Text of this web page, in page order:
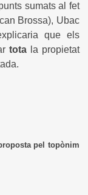
sumats al fet
Brossa), Ubac
que els
totala propietat
pel topònim